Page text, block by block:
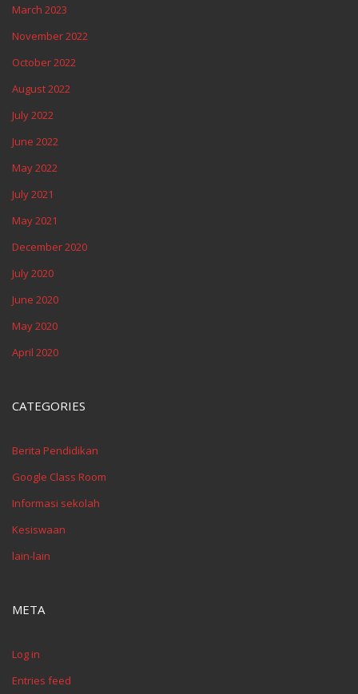
March 2023
November 2022
October 2022
August 2022
July 2022
June 2022
May 2022
July 2021
May 2021
December 2020
July 2020
June 2020
May 2020
April 2020
CATEGORIES
Berita Pendidikan
Google Class Room
Informasi sekolah
Kesiswaan
lain-lain
META
Log in
Entries feed